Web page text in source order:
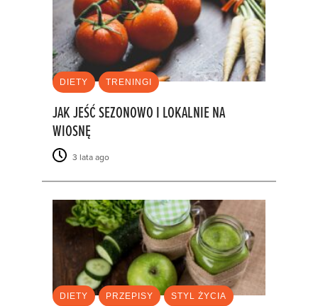
DIETY TRENINGI
JAK JEŚĆ SEZONOWO I LOKALNIE NA
WIOSNĘ
3 lata ago
DIETY PRZEPISY STYL ŻYCIA